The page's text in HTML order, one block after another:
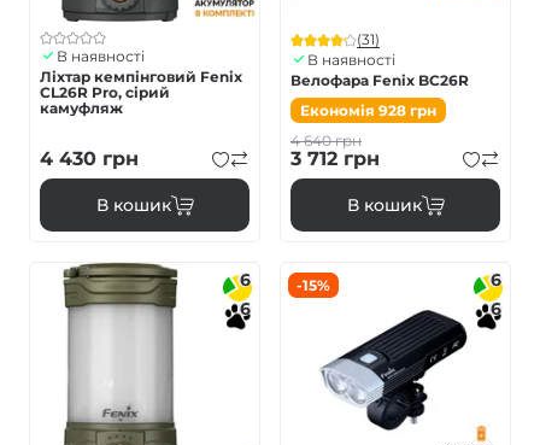
В наявності
Ліхтар кемпінговий Fenix
CL26R Pro, сірий
камуфляж
4 430 грн
В кошик
(31)
В наявності
Велофара Fenix BC26R
Економія 928 грн
4 640грн
3 712 грн
В кошик
6
6
-15%
6
6